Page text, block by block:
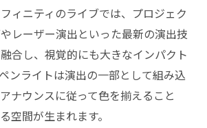
ィニティのライブでは、プロジェク
レーザー演出といった最新の演出技
合し、視覚的にも大きなインパクト
ンライトは演出の一部として組み込
ナウンスに従って色を揃えること
空間が生まれます。